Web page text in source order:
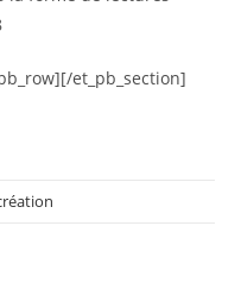
et_pb_section]